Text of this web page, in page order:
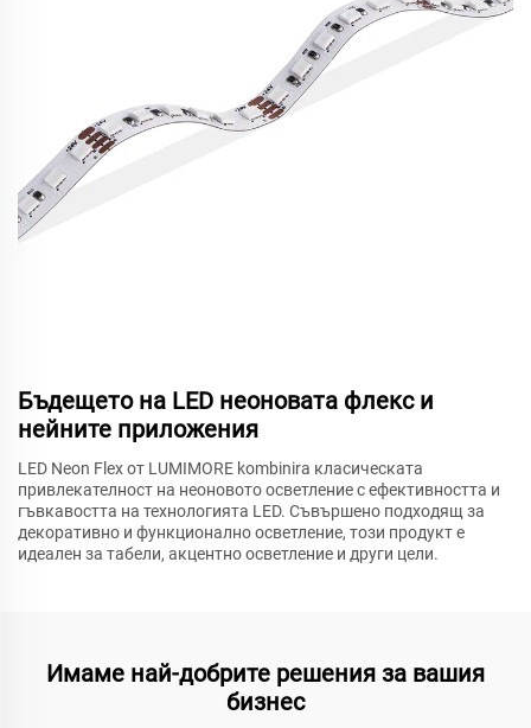
Бъдещето на LED неоновата флекс и
нейните приложения
LED Neon Flex от LUMIMORE kombinira класическата
привлекателност на неоновото осветление с ефективността и
гъвкавостта на технологията LED. Съвършено подходящ за
декоративно и функционално осветление, този продукт е
идеален за табели, акцентно осветление и други цели.
Имаме най-добрите решения за вашия
бизнес